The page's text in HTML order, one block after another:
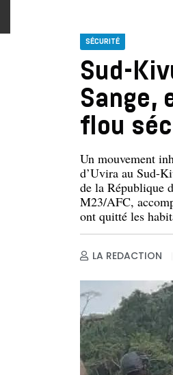
SÉCURITÉ
Sud-
flou
Un mouvement
d’Uvira au Sud-
de la République
M23/AFC,
ont quitté les
LA REDACTION